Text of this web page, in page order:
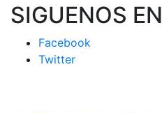
SIGUENOS EN
Facebook
Twitter